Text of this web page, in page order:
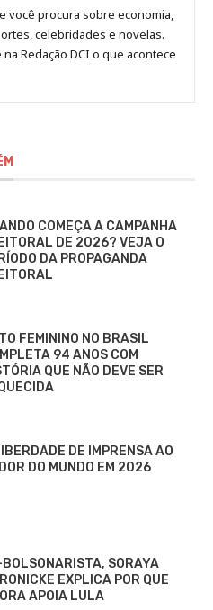
você procura sobre economia,
celebridades e novelas.
Redação DCI o que acontece
COMEÇA A CAMPANHA
DE 2026? VEJA O
DA PROPAGANDA
FEMININO NO BRASIL
94 ANOS COM
QUE NÃO DEVE SER
DE IMPRENSA AO
DO MUNDO EM 2026
BOLSONARISTA, SORAYA
EXPLICA POR QUE
APOIA LULA